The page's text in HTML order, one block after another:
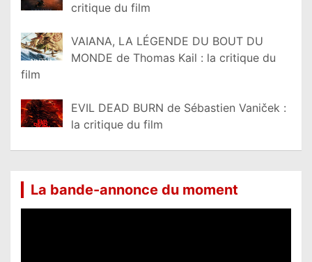
critique du film
VAIANA, LA LÉGENDE DU BOUT DU
MONDE de Thomas Kail : la critique du
film
EVIL DEAD BURN de Sébastien Vaniček :
la critique du film
La bande-annonce du moment